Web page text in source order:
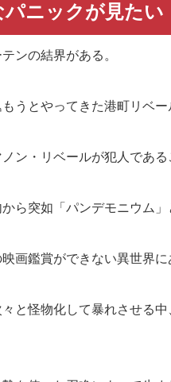
パニックが見たい
ンの結界がある。
うとやってきた港町リベー
ン・リベールが犯人である
ら突如「パンデモニウム
画鑑賞ができない異世界
と怪物化して暴れさせる